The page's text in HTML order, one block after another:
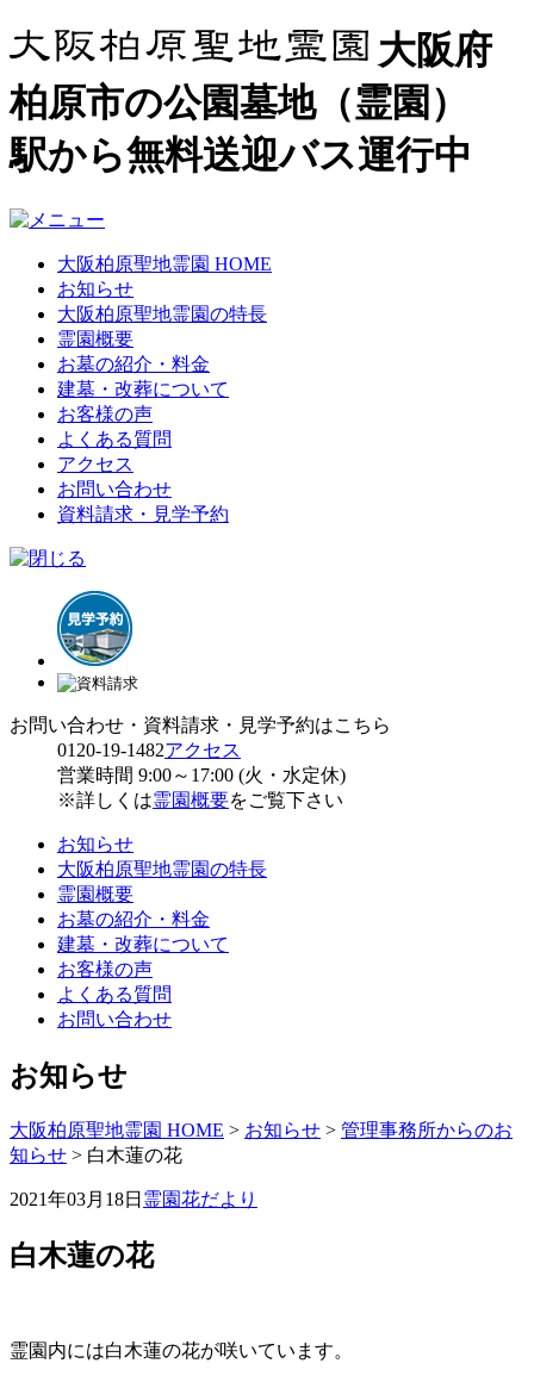
大阪府
柏原市の公園墓地（霊園）
駅から無料送迎バス運行中
大阪柏原聖地霊園 HOME
お知らせ
大阪柏原聖地霊園の特長
霊園概要
お墓の紹介・料金
建墓・改葬について
お客様の声
よくある質問
アクセス
お問い合わせ
資料請求・見学予約
お問い合わせ・資料請求・見学予約はこちら
0120-19-1482アクセス
営業時間 9:00～17:00 (火・水定休)
※詳しくは霊園概要をご覧下さい
お知らせ
大阪柏原聖地霊園の特長
霊園概要
お墓の紹介・料金
建墓・改葬について
お客様の声
よくある質問
お問い合わせ
お知らせ
大阪柏原聖地霊園 HOME > お知らせ > 管理事務所からのお
知らせ > 白木蓮の花
2021年03月18日 霊園花だより
白木蓮の花
霊園内には白木蓮の花が咲いています。